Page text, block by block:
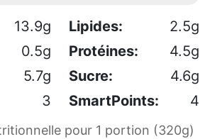
13.9g Lipides:
2.5g
0.5g Protéines:
4.5g
5.7g Sucre:
4.6g
3 SmartPoints: 4
pour 1 portion (320g)